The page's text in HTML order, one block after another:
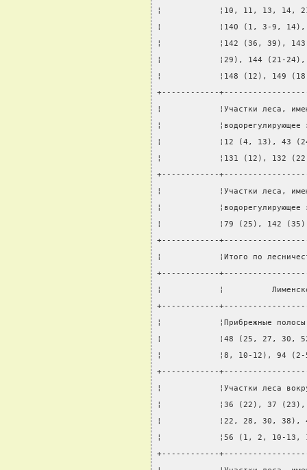
¦            ¦10, 11, 13, 14,
¦            ¦140 (1, 3-9,
¦            ¦142 (36, 39),
¦            ¦29), 144 (21-
¦            ¦148 (12),
+------------
¦            ¦Участки леса,
¦
¦            ¦12 (4, 13), 43
¦            ¦131 (12), 132
+------------
¦            ¦Участки леса,
¦
¦            ¦79 (25), 142
+------------
¦            ¦Итого по
+------------
¦            ¦
+------------
¦            ¦Прибрежные
¦            ¦48 (25, 27, 30,
¦            ¦8, 10-12), 94
+------------
¦            ¦Участки леса
¦            ¦36 (22), 37 (23),
¦            ¦22, 28, 30,
¦            ¦56 (1, 2, 10-
+------------